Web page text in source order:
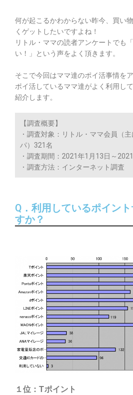
何が起こるかわからない昨今、買い
くゲットしたいですよね！
リトル・ママの読者アンケートでも
い！」という声をよく頂きます。
そこで今回はママ達のポイ活事情を
ポイ活しているママ達がよく利用し
紹介します。
【調査概要】
・調査対象：リトル・ママ会員（
パ）321名
・調査期間：2021年1月13日～
・調査方法：インターネット調査
Q．利用しているポイン
すか？
１位：Tポイント